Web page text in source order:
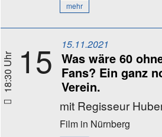
mehr
18:30 Uhr 15 15.11.2021
Was wäre 60
Fans? Ein ganz
Verein.
mit Regisseur
Film in Nürnberg